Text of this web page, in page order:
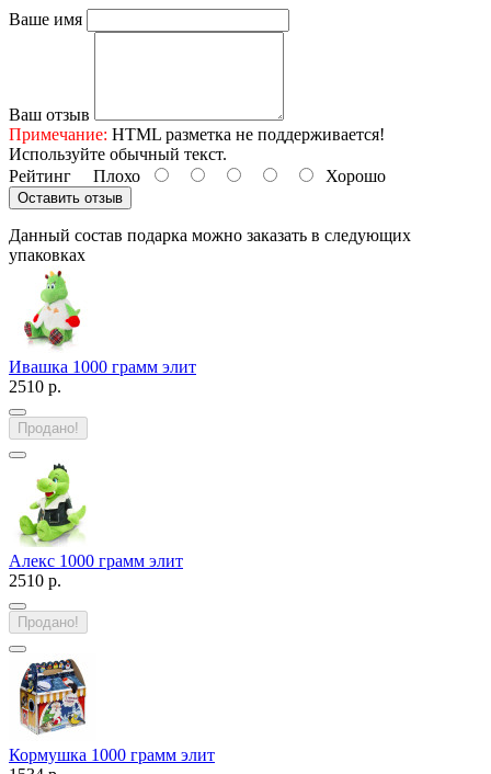
Ваше имя
Ваш отзыв
Примечание: HTML разметка не поддерживается!
Используйте обычный текст.
Рейтинг Плохо Хорошо
Оставить отзыв
Данный состав подарка можно заказать в следующих
упаковках
Ивашка 1000 грамм элит
2510 р.
Продано!
Алекс 1000 грамм элит
2510 р.
Продано!
Кормушка 1000 грамм элит